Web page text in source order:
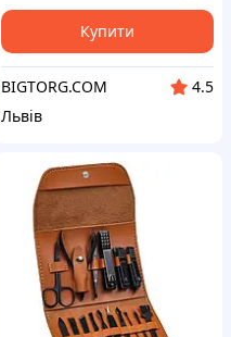
Купити
BIGTORG.COM
4.5
Львів